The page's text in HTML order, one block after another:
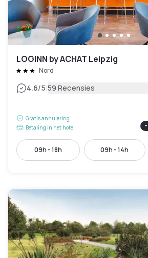
LOGINN by ACHAT Leipzig
Nord
4.6/5|59 Recensies
Gratis annulering
Betaling in het hotel
-
09h - 18h 09h - 14h